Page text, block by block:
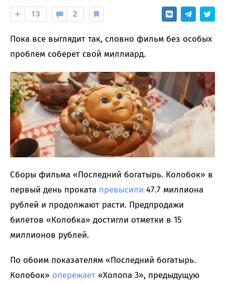
13 2
Пока все выглядит так, словно фильм без особых
проблем соберет свой миллиард.
Сборы фильма «Последний богатырь. Колобок» в
первый день проката превысили 47.7 миллиона
рублей и продолжают расти. Предпродажи
билетов «Колобка» достигли отметки в 15
миллионов рублей.
По обоим показателям «Последний богатырь.
Колобок» опережает «Холопа 3», предыдущую